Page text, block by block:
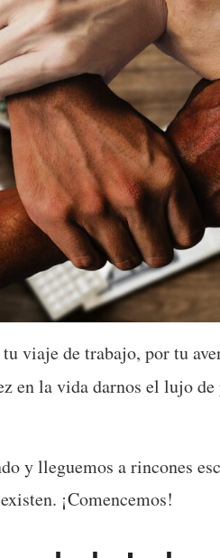
viaje de trabajo, por tu
en la vida darnos el lujo
y lleguemos a rincones
¡Comencemos!